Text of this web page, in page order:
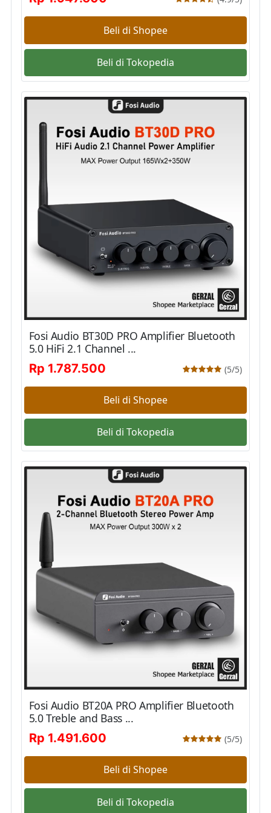
Beli di Shopee
Beli di Tokopedia
Fosi Audio BT30D PRO Amplifier Bluetooth
5.0 HiFi 2.1 Channel ...
Rp 1.787.500
(5/5)
Beli di Shopee
Beli di Tokopedia
Fosi Audio BT20A PRO Amplifier Bluetooth
5.0 Treble and Bass ...
Rp 1.491.600
(5/5)
Beli di Shopee
Beli di Tokopedia